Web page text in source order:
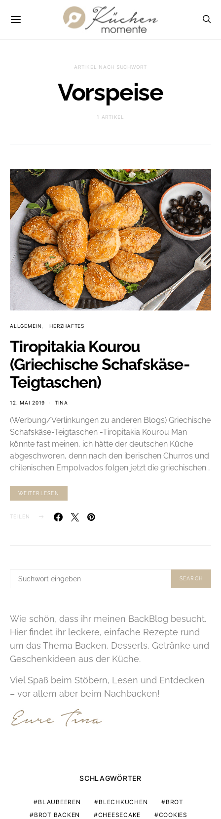
ARTIKEL NACH SUCHWORT
Vorspeise
1 ARTIKEL
ALLGEMEIN HERZHAFTES
Tiropitakia Kourou
(Griechische Schafskäse-
Teigtaschen)
12. MAI 2019 TINA
(Werbung/Verlinkungen zu anderen Blogs) Griechische
Schafskäse-Teigtaschen -Tiropitakia Kourou Man
könnte fast meinen, ich hätte der deutschen Küche
abgeschworen, denn nach den iberischen Churros und
chilenischen Empolvados folgen jetzt die griechischen…
WEITERLESEN
TEILEN
SUCHE
SEARCH
Wie schön, dass ihr meinen BackBlog besucht.
Hier findet ihr leckere, einfache Rezepte rund
um das Thema Backen, Desserts, Getränke und
Geschenkideen aus der Küche.
Viel Spaß beim Stöbern, Lesen und Entdecken
– vor allem aber beim Nachbacken!
SCHLAGWÖRTER
BLAUBEEREN BLECHKUCHEN
BROT
BROT BACKEN
CHEESECAKE
COOKIES